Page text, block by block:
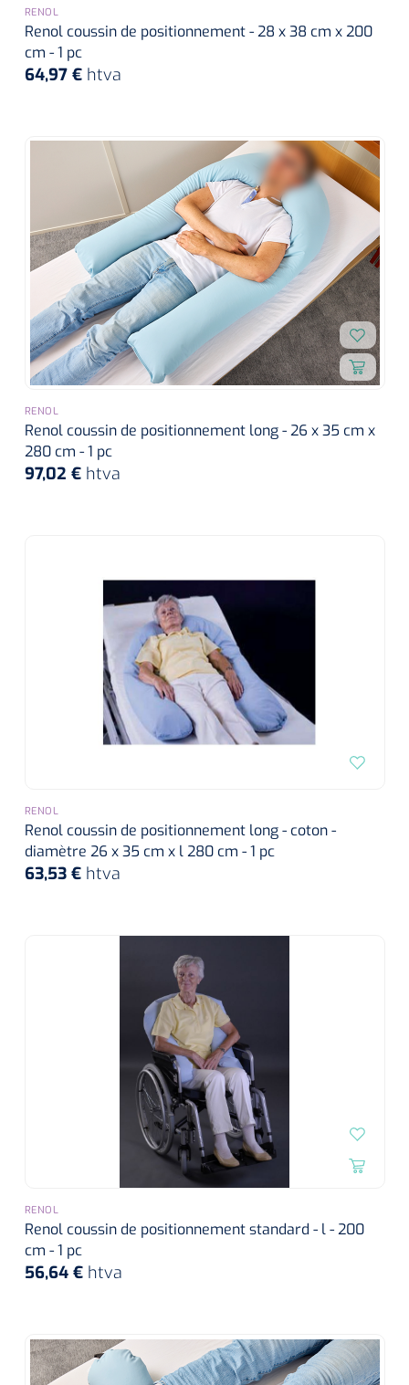
RENOL
Renol coussin de positionnement - 28 x 38 cm x 200
cm - 1 pc
64,97 € htva
RENOL
Renol coussin de positionnement long - 26 x 35 cm x
280 cm - 1 pc
97,02 € htva
RENOL
Renol coussin de positionnement long - coton -
diamètre 26 x 35 cm x l 280 cm - 1 pc
63,53 € htva
RENOL
Renol coussin de positionnement standard - l - 200
cm - 1 pc
56,64 € htva